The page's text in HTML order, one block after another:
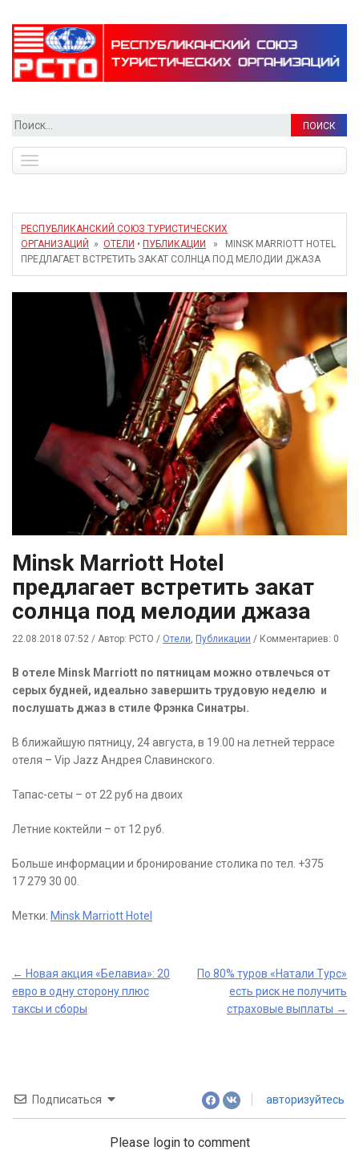
Найти:
navigation
РЕСПУБЛИКАНСКИЙ СОЮЗ ТУРИСТИЧЕСКИХ
ОРГАНИЗАЦИЙ
» ОТЕЛИ • ПУБЛИКАЦИИ
» MINSK MARRIOTT HOTEL
ПРЕДЛАГАЕТ ВСТРЕТИТЬ ЗАКАТ СОЛНЦА ПОД МЕЛОДИИ ДЖАЗА
Minsk Marriott Hotel
предлагает встретить закат
солнца под мелодии джаза
22.08.2018 07:52 / Автор: РСТО / Отели, Публикации / Комментариев: 0
В отеле Minsk Marriott по пятницам можно отвлечься от
серых будней, идеально завершить трудовую неделю и
послушать джаз в стиле Фрэнка Синатры.
В ближайшую пятницу, 24 августа, в 19.00 на летней террасе
отеля – Vip Jazz Андрея Славинского.
Тапас-сеты – от 22 руб на двоих
Летние коктейли – от 12 руб.
Больше информации и бронирование столика по тел. +375
17 279 30 00.
Метки: Minsk Marriott Hotel
Post
navigation
← Новая акция «Белавиа»: 20
евро в одну сторону плюс
таксы и сборы
По 80% туров «Натали Турс»
есть риск не получить
страховые выплаты →
Подписаться авторизуйтесь
Please login to comment